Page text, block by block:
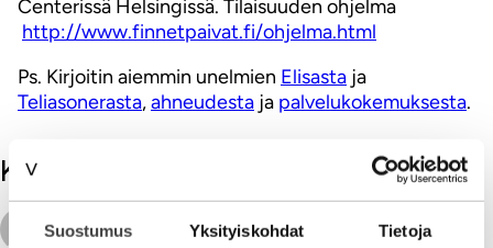
Suostumus Yksityiskohdat Tietoja
Centerissä Helsingissä. Tilaisuuden ohjelma
http://www.finnetpaivat.fi/ohjelma.html
Ps. Kirjoitin aiemmin unelmien Elisasta ja
Teliasonerasta,ahneudesta ja palvelukokemuksesta.
Kommentit